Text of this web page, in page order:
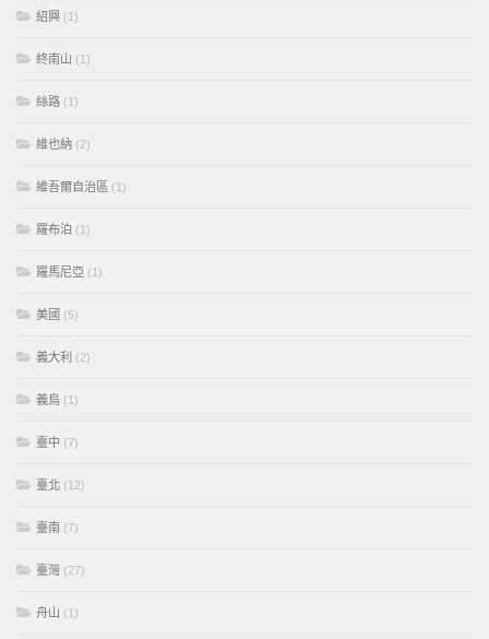
紹興 (1)
終南山 (1)
絲路 (1)
維也納 (2)
維吾爾自治區 (1)
羅布泊 (1)
羅馬尼亞 (1)
美國 (5)
義大利 (2)
義烏 (1)
臺中 (7)
臺北 (12)
臺南 (7)
臺灣 (27)
舟山 (1)